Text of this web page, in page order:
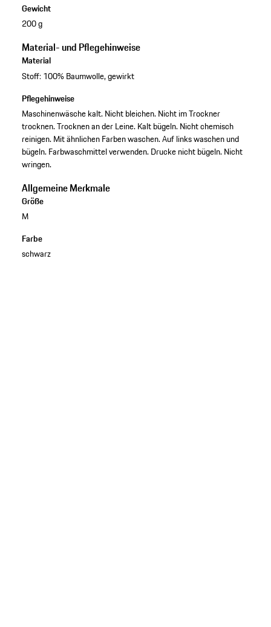
Gewicht
200 g
Material- und Pflegehinweise
Material
Stoff: 100% Baumwolle, gewirkt
Pflegehinweise
Maschinenwäsche kalt. Nicht bleichen. Nicht im Trockner
trocknen. Trocknen an der Leine. Kalt bügeln. Nicht chemisch
reinigen. Mit ähnlichen Farben waschen. Auf links waschen und
bügeln. Farbwaschmittel verwenden. Drucke nicht bügeln. Nicht
wringen.
Allgemeine Merkmale
Größe
M
Farbe
schwarz